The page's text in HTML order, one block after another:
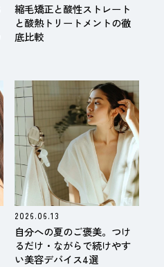
縮毛矯正と酸性ストレート
と酸熱トリートメントの徹
底比較
2026.06.13
自分への夏のご褒美。つけ
るだけ・ながらで続けやす
い美容デバイス4選